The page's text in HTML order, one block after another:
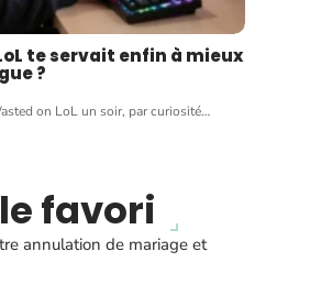
te servait enfin à mieux
?
on LoL un soir, par curiosité…
favori